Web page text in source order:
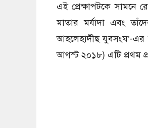
এই প্রেক্ষাপটকে সামনে
মাতার মর্যাদা এবং
আহলেহাদীছ যুবসংঘ’-এর
আগস্ট ২০১৮) এটি প্রথম